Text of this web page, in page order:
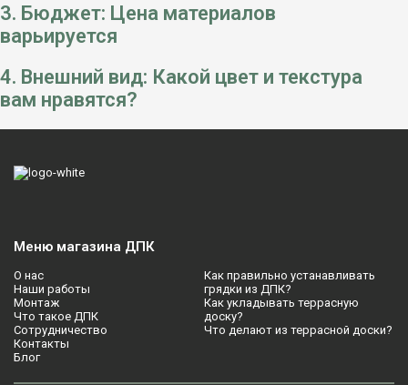
3. Бюджет: Цена материалов
варьируется
4. Внешний вид: Какой цвет и текстура
вам нравятся?
Меню магазина ДПК
О нас
Наши работы
Монтаж
Что такое ДПК
Сотрудничество
Контакты
Блог
Как правильно устанавливать
грядки из ДПК?
Как укладывать террасную
доску?
Что делают из террасной доски?